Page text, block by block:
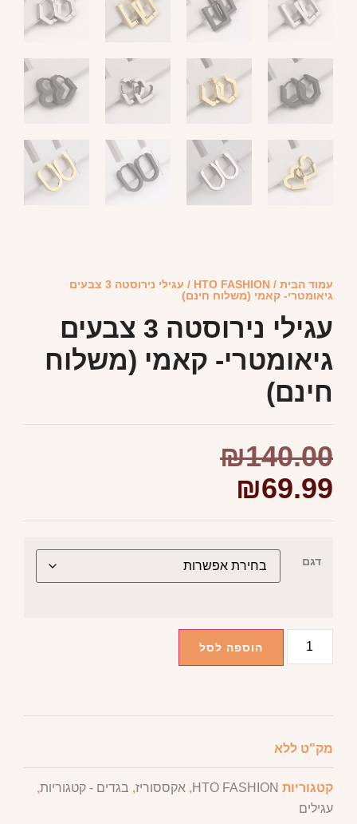
עמוד הבית /
HTO FASHION
/ עגילי נירוסטה 3 צבעים
גיאומטרי- קאמי (משלוח חינם)
עגילי נירוסטה 3 צבעים
גיאומטרי- קאמי (משלוח
חינם)
₪140.00
₪69.99
דגם
הוספה לסל
מק"ט ללא
קטגוריות HTO FASHION
, אקססוריז, בגדים - קטגוריות,
עגילים